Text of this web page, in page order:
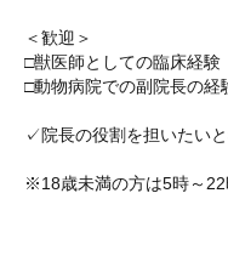
＜歓迎＞
□獣医師としての臨床経験
□動物病院での副院長の経
✓院長の役割を担いたい
※18歳未満の方は5時～22